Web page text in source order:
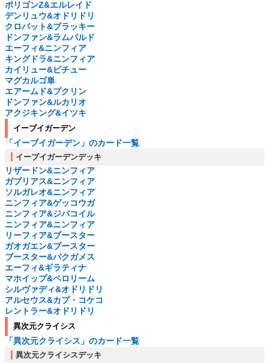
ポリゴンZ&エルレイド
デンリュウ&オドリドリ
クロバット&ブラッキー
ドンファン&ラムパルド
エーフィ&ニンフィア
キングドラ&ニンフィア
カイリュー&ピチュー
マグカルゴ単
エアームド&プクリン
ドンファン&ルカリオ
アクジキング&イツキ
イーブイガーデン
「イーブイガーデン」のカード一覧
イーブイガーデンデッキ
リザードン&ニンフィア
ガブリアス&ニンフィア
ソルガレオ&ニンフィア
ニンフィア&ゲッコウガ
ニンフィア&ジバコイル
ニンフィア&ニンフィア
リーフィア&ブースター
ガオガエン&ブースター
ブースター&バクガメス
エーフィ&ギラティナ
マホイップ&ペロリーム
シルヴァディ&オドリドリ
アルセウス&カプ・コケコ
レントラー&オドリドリ
異次元クライシス
「異次元クライシス」のカード一覧
異次元クライシスデッキ